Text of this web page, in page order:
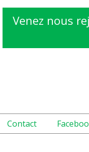
Venez nous
Contact